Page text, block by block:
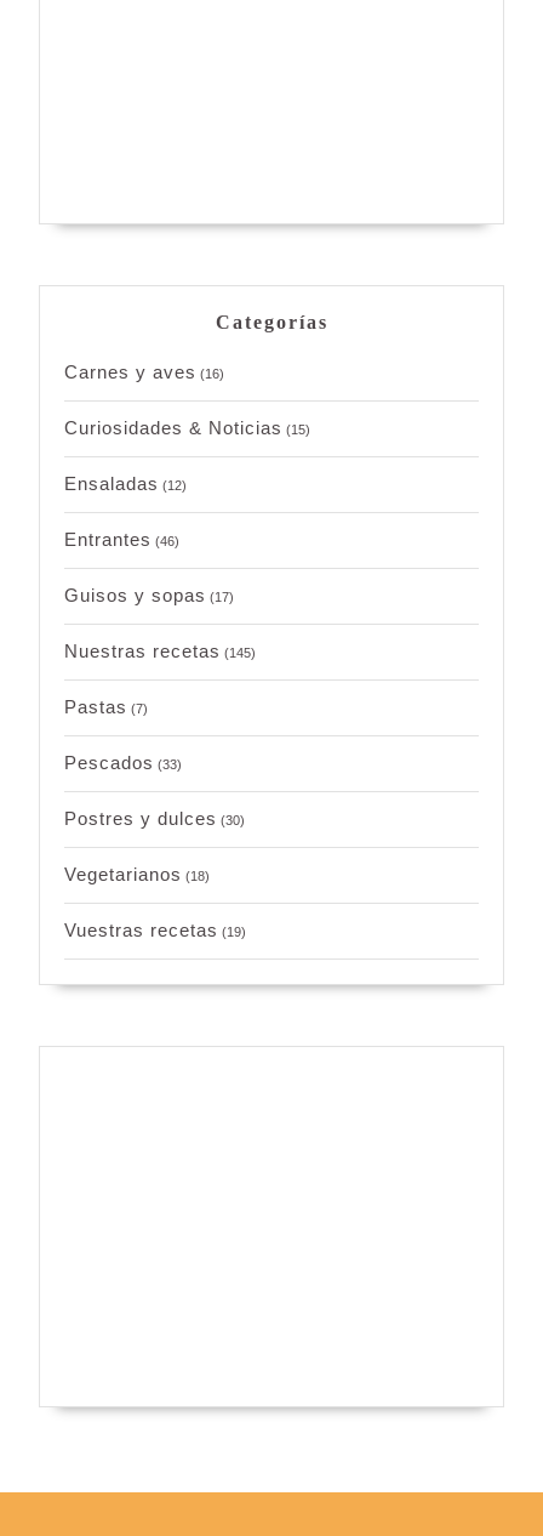
Categorías
Carnes y aves (16)
Curiosidades & Noticias (15)
Ensaladas (12)
Entrantes (46)
Guisos y sopas (17)
Nuestras recetas (145)
Pastas (7)
Pescados (33)
Postres y dulces (30)
Vegetarianos (18)
Vuestras recetas (19)